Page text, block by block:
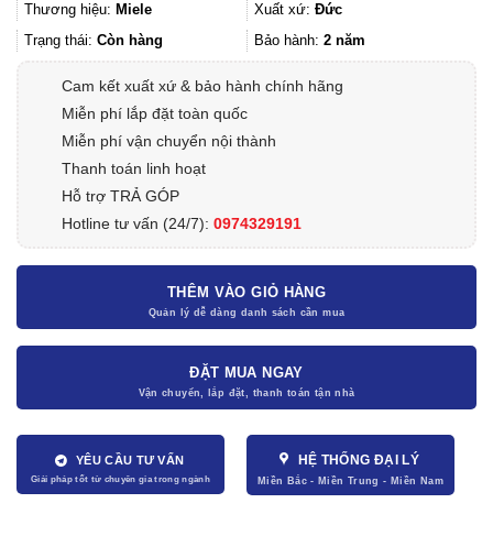
Thương hiệu: Miele Xuất xứ: Đức
Trạng thái: Còn hàng Bảo hành: 2 năm
Cam kết xuất xứ & bảo hành chính hãng
Miễn phí lắp đặt toàn quốc
Miễn phí vận chuyển nội thành
Thanh toán linh hoạt
Hỗ trợ TRẢ GÓP
Hotline tư vấn (24/7): 0974329191
THÊM VÀO GIỎ HÀNG
ĐẶT MUA NGAY
YÊU CẦU TƯ VẤN HỆ THỐNG ĐẠI LÝ